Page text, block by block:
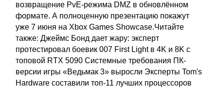
возвращение PvE-режима DMZ в обновлённом
формате. А полноценную презентацию покажут
уже 7 июня на Xbox Games Showcase.Читайте
также: Джеймс Бонд дает жару: эксперт
протестировал боевик 007 First Light в 4K и 8K с
топовой RTX 5090 Системные требования ПК-
версии игры «Ведьмак 3» выросли Эксперты Tom's
Hardware составили топ-11 лучших процессоров